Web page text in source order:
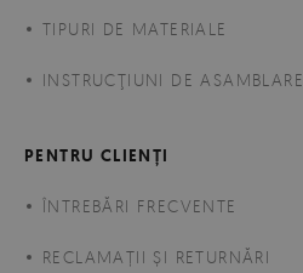
TIPURI DE MATERIALE
INSTRUCŢIUNI DE ASAMBLARE
PENTRU CLIENȚI
ÎNTREBĂRI FRECVENTE
RECLAMAȚII ȘI RETURNĂRI